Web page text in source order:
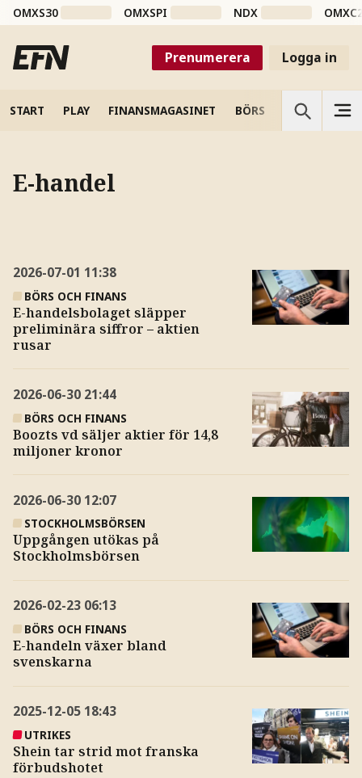
OMXS30 OMXSPI NDX
Prenumerera Logga in
START PLAY FINANSMAGASINET BÖRS VETENSKAP
E-handel
2026-07-01 11:38
BÖRS OCH FINANS
E-handelsbolaget släpper
preliminära siffror – aktien
rusar
2026-06-30 21:44
BÖRS OCH FINANS
Boozts vd säljer aktier för 14,8
miljoner kronor
2026-06-30 12:07
STOCKHOLMSBÖRSEN
Uppgången utökas på
Stockholmsbörsen
2026-02-23 06:13
BÖRS OCH FINANS
E-handeln växer bland
svenskarna
2025-12-05 18:43
UTRIKES
Shein tar strid mot franska
förbudshotet